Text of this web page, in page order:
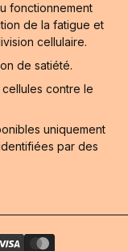
fonctionnement
de la fatigue et
cellulaire.
de satiété.
contre le
uniquement
par des